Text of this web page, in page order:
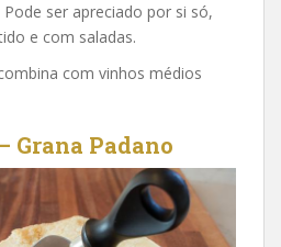
ser apreciado por si só,
e com saladas.
com vinhos médios
Grana Padano